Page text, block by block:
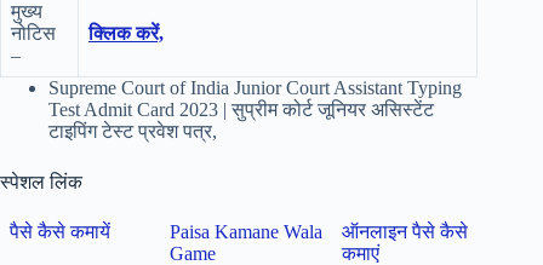
मुख्य
नोटिस
–
क्लिक करें,
Supreme Court of India Junior Court Assistant Typing
Test Admit Card 2023 | सुप्रीम कोर्ट जूनियर असिस्टेंट
टाइपिंग टेस्ट प्रवेश पत्र,
स्पेशल लिंक
पैसे कैसे कमायें
Paisa Kamane Wala
Game
ऑनलाइन पैसे कैसे
कमाएं